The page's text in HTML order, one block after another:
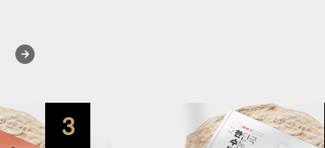
3